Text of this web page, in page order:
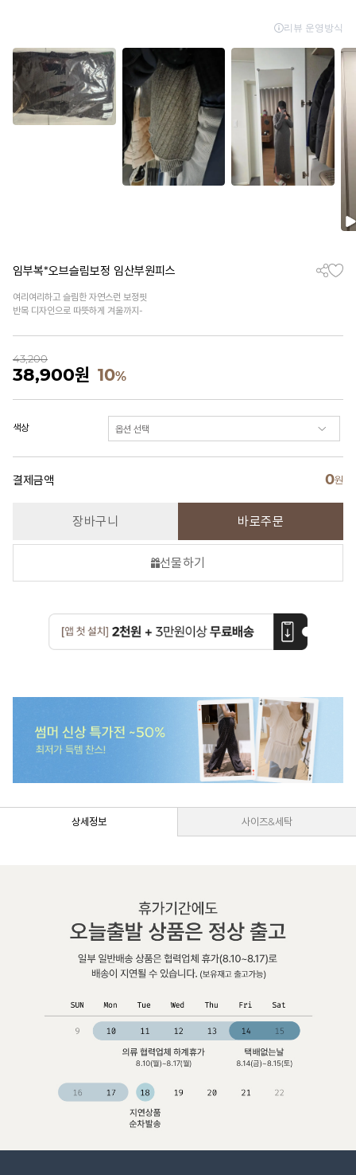
임부복*오브슬림보정 임산부원피스
여리여리하고 슬림한 자연스런 보정핏
반목 디자인으로 따뜻하게 겨울까지-
43,200
38,900원 10%
색상
결제금액 0원
장바구니 바로주문
선물하기
상세정보 사이즈&세탁